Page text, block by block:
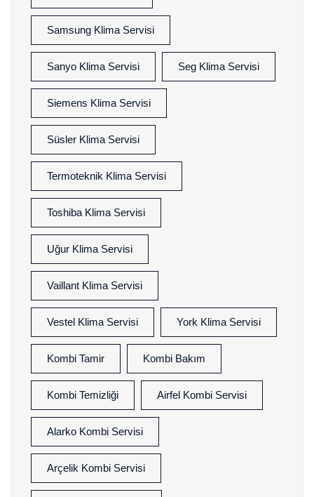
Samsung Klima Servisi
Sanyo Klima Servisi Seg Klima Servisi
Siemens Klima Servisi
Süsler Klima Servisi
Termoteknik Klima Servisi
Toshiba Klima Servisi
Uğur Klima Servisi
Vaillant Klima Servisi
Vestel Klima Servisi York Klima Servisi
Kombi Tamir Kombi Bakım
Kombi Temizliği Airfel Kombi Servisi
Alarko Kombi Servisi
Arçelik Kombi Servisi